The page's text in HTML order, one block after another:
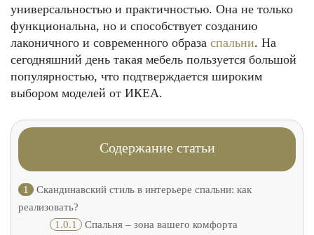
универсальностью и практичностью. Она не только
функциональна, но и способствует созданию
лаконичного и современного образа спальни. На
сегодняшний день такая мебель пользуется большой
популярностью, что подтверждается широким
выбором моделей от ИКЕА.
Содержание статьи
1
Скандинавский стиль в интерьере спальни: как
реализовать?
1.0.1
Спальня – зона вашего комфорта